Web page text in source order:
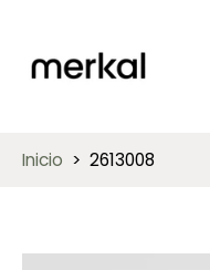
al
contenido
Inicio > 2613008